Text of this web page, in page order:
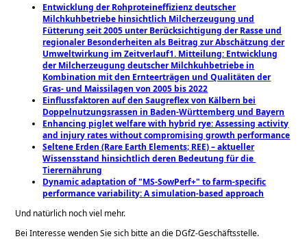
Entwicklung der Rohproteineffizienz deutscher
Milchkuhbetriebe hinsichtlich Milcherzeugung und
Fütterung seit 2005 unter Berücksichtigung der Rasse und
regionaler Besonderheiten als Beitrag zur Abschätzung der
Umweltwirkung im Zeitverlauf1. Mitteilung: Entwicklung
der Milcherzeugung deutscher Milchkuhbetriebe in
Kombination mit den Ernteerträgen und Qualitäten der
Gras- und Maissilagen von 2005 bis 2022
Einflussfaktoren auf den Saugreflex von Kälbern bei
Doppelnutzungsrassen in Baden-Württemberg und ​Bayern
Enhancing piglet welfare with hybrid rye: Assessing ​activity
and injury rates without compromising growth performance
Seltene Erden (Rare Earth Elements; REE) – aktueller
Wissensstand hinsichtlich deren Bedeutung für die ​
Tierernährung
Dynamic adaptation of "MS-SowPerf+" to farm-specific
performance variability: A simulation-based approach
Und natürlich noch viel mehr.
Bei Interesse wenden Sie sich bitte an die DGfZ-Geschäftsstelle.